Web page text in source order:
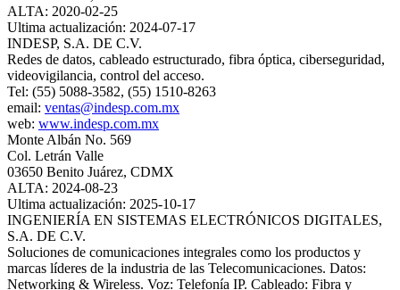
ALTA: 2020-02-25
Ultima actualización: 2024-07-17
INDESP, S.A. DE C.V.
Redes de datos, cableado estructurado, fibra óptica, ciberseguridad,
videovigilancia, control del acceso.
Tel: (55) 5088-3582, (55) 1510-8263
email: ventas@indesp.com.mx
web: www.indesp.com.mx
Monte Albán No. 569
Col. Letrán Valle
03650 Benito Juárez, CDMX
ALTA: 2024-08-23
Ultima actualización: 2025-10-17
INGENIERÍA EN SISTEMAS ELECTRÓNICOS DIGITALES,
S.A. DE C.V.
Soluciones de comunicaciones integrales como los productos y
marcas líderes de la industria de las Telecomunicaciones. Datos:
Networking & Wireless. Voz: Telefonía IP. Cableado: Fibra y